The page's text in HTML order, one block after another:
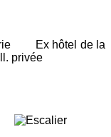
Ex hôtel de la
privée